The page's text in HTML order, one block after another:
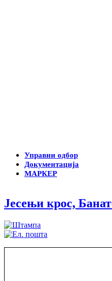
Управни одбор
Документација
МАРКЕР
Јесењи крос,